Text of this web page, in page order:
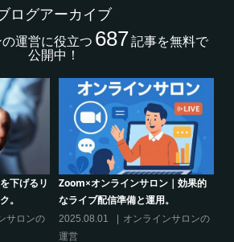
ログアーカイブ
運営に役立つ 687記事を無料で
公開中！
サロンの
いて調べ
グルメ系オンラインサロンで密かな
ブーム-今、なぜ”たけのこご飯”が熱
いのか
2024.06.21